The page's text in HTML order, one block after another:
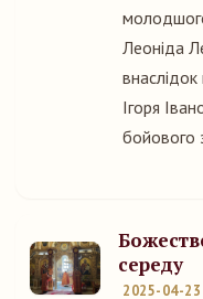
Леоніда
Ігоря
бойового
середу
2025-04-23